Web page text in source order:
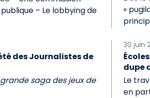
– Le lobbying de
«
des Journalistes de
grande saga des jeux de
30 juin
dupe
Le
en